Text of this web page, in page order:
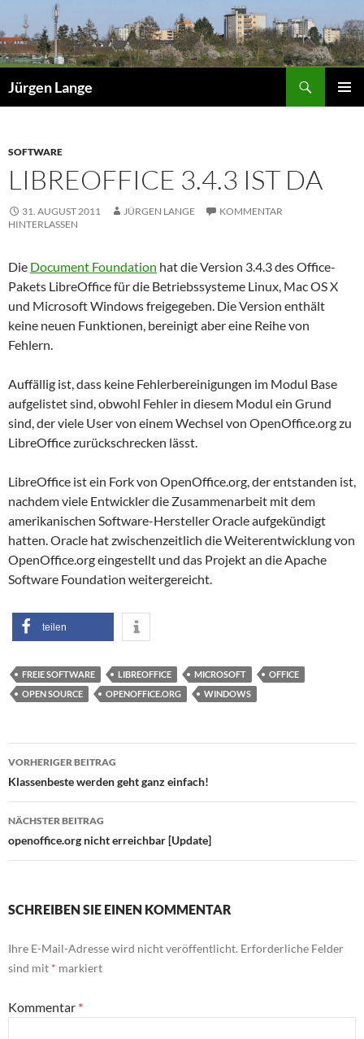
Inhalt
springen
Jürgen Lange
SOFTWARE
LIBREOFFICE 3.4.3 IST DA
31. AUGUST 2011 JÜRGEN LANGE
KOMMENTAR
HINTERLASSEN
Die Document Foundation hat die Version 3.4.3 des Office-
Pakets LibreOffice für die Betriebssysteme Linux, Mac OS X
und Microsoft Windows freigegeben. Die Version enthält
keine neuen Funktionen, bereinigt aber eine Reihe von
Fehlern.
Auffällig ist, dass keine Fehlerbereinigungen im Modul Base
aufgelistet sind, obwohl Fehler in diesem Modul ein Grund
sind, der viele User von einem Wechsel von OpenOffice.org zu
LibreOffice zurückschrecken lässt.
LibreOffice ist ein Fork von OpenOffice.org, der entstanden ist,
nachdem viele Entwickler die Zusammenarbeit mit dem
amerikanischen Software-Hersteller Oracle aufgekündigt
hatten. Oracle hat zwischenzeitlich die Weiterentwicklung von
OpenOffice.org eingestellt und das Projekt an die Apache
Software Foundation weitergereicht.
teilen
FREIE SOFTWARE LIBREOFFICE MICROSOFT
OFFICE
OPEN SOURCE
OPENOFFICE.ORG WINDOWS
Beitragsnavigation
VORHERIGER BEITRAG
Klassenbeste werden geht ganz einfach!
NÄCHSTER BEITRAG
openoffice.org nicht erreichbar [Update]
SCHREIBEN SIE EINEN KOMMENTAR
Ihre E-Mail-Adresse wird nicht veröffentlicht. Erforderliche Felder
sind mit * markiert
Kommentar *